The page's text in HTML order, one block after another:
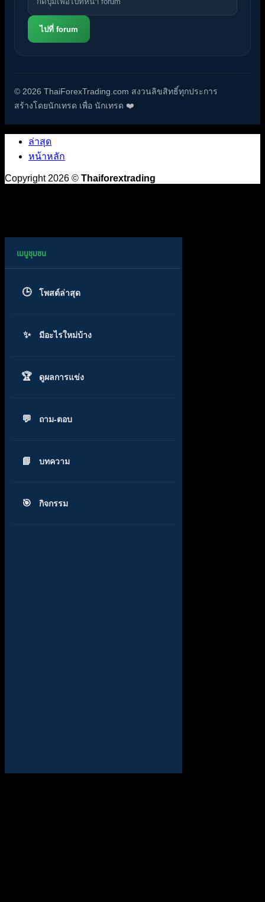
ไปที่ forum
© 2026 ThaiForexTrading.com สงวนลิขสิทธิ์ทุกประการ
สร้างโดยนักเทรด เพื่อ นักเทรด ❤️
ล่าสุด
หน้าหลัก
Copyright 2026 © Thaiforextrading
โพสต์ล่าสุด
มีอะไรใหม่บ้าง
ดูผลการแข่ง
ถาม-ตอบ
บทความ
กิจกรรม